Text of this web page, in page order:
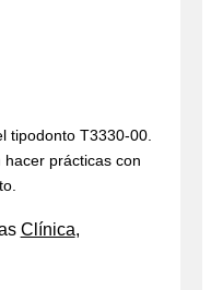
tipodonto T3330-00.
prácticas con
Clínica,